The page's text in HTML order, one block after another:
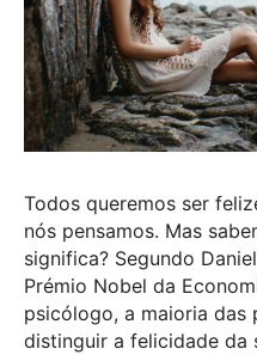
Todos queremos ser
nós pensamos. Mas
significa? Segundo
Prémio Nobel da
psicólogo, a maioria das
distinguir a felicidade da